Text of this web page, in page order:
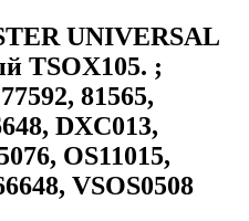
UNIVERSAL
TSOX105. ;
81565,
DXC013,
OS11015,
VSOS0508